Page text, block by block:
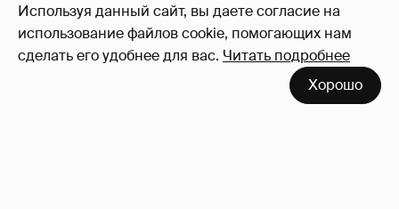
Используя данный сайт, вы даете согласие на
использование файлов cookie, помогающих нам
сделать его удобнее для вас. Читать подробнее
Хорошо